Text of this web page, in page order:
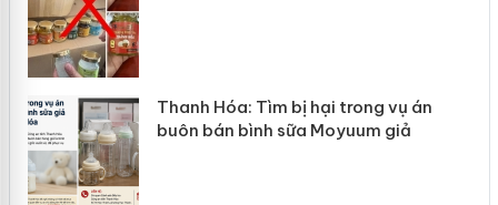
Thanh Hóa: Tìm bị hại trong vụ án
buôn bán bình sữa Moyuum giả